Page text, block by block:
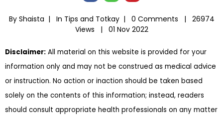
By Shaista | In Tips and Totkay| 0 Comments |
26974
Views |
01 Nov 2022
Disclaimer: All material on this website is provided for your
information only and may not be construed as medical advice
or instruction. No action or inaction should be taken based
solely on the contents of this information; instead, readers
should consult appropriate health professionals on any matter